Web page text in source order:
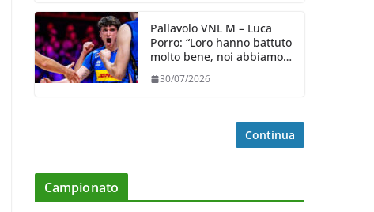
Pallavolo VNL M – Luca
Porro: “Loro hanno battuto
molto bene, noi abbiamo
spunto su cui lavorare e
30/07/2026
Continua
Campionato